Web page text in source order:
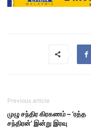
Previous article
முழு சந்திர கிரகணம் – ‘ரத்த
சந்திரன்’ இன்று இரவு